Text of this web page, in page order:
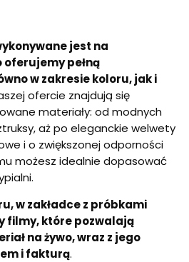
jest na
pełną
w zakresie koloru, jak i
ofercie znajdują się
materiały: od modnych
aż po eleganckie welwety
i o zwiększonej odporności
możesz idealnie dopasować
w zakładce z próbkami
filmy, które pozwalają
na żywo, wraz z jego
i fakturą.